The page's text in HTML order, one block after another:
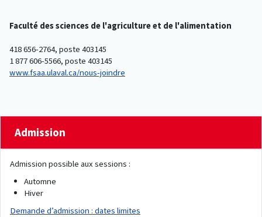
Faculté des sciences de l'agriculture et de l'alimentation
418 656-2764, poste 403145
1 877 606-5566, poste 403145
www.fsaa.ulaval.ca/nous-joindre
Admission
Admission possible aux sessions :
Automne
Hiver
Demande d’admission : dates limites